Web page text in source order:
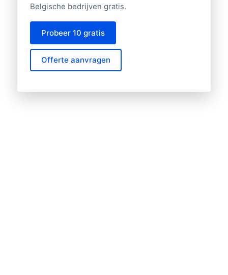
Belgische bedrijven gratis.
Probeer 10 gratis
Offerte aanvragen